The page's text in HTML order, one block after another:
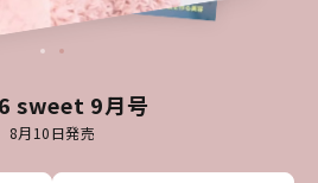
sweet 9月号
8月10日発売